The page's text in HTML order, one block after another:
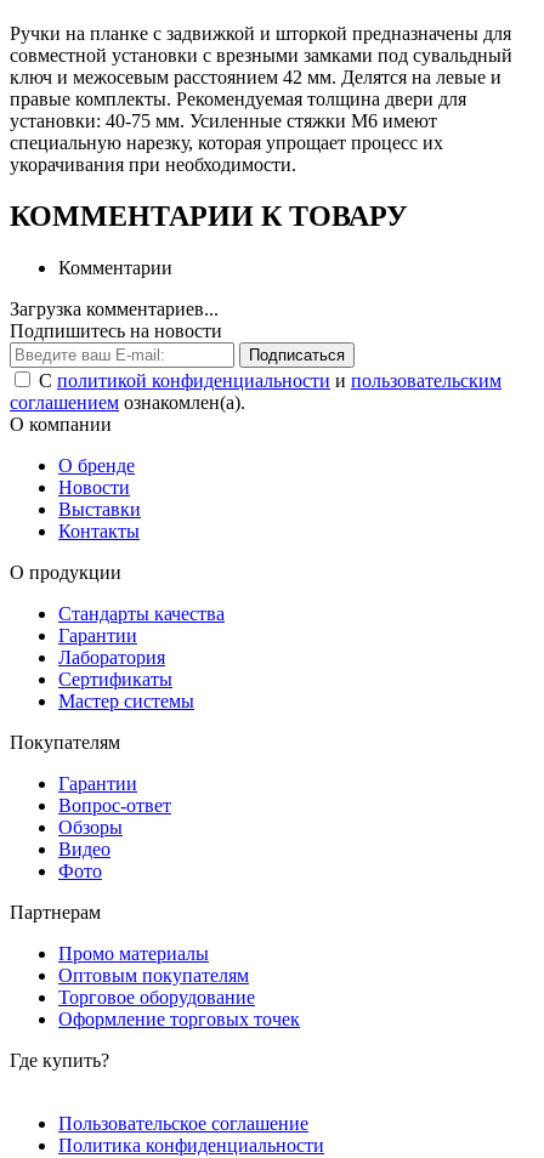
Ручки на планке с задвижкой и шторкой предназначены для
совместной установки с врезными замками под сувальдный
ключ и межосевым расстоянием 42 мм. Делятся на левые и
правые комплекты. Рекомендуемая толщина двери для
установки: 40-75 мм. Усиленные стяжки М6 имеют
специальную нарезку, которая упрощает процесс их
укорачивания при необходимости.
КОММЕНТАРИИ К ТОВАРУ
Комментарии
Загрузка комментариев...
Подпишитесь на новости
Подписаться
С политикой конфиденциальности и пользовательским
соглашением ознакомлен(а).
О компании
О бренде
Новости
Выставки
Контакты
О продукции
Стандарты качества
Гарантии
Лаборатория
Сертификаты
Мастер системы
Покупателям
Гарантии
Вопрос-ответ
Обзоры
Видео
Фото
Партнерам
Промо материалы
Оптовым покупателям
Торговое оборудование
Оформление торговых точек
Где купить?
Пользовательское соглашение
Политика конфиденциальности